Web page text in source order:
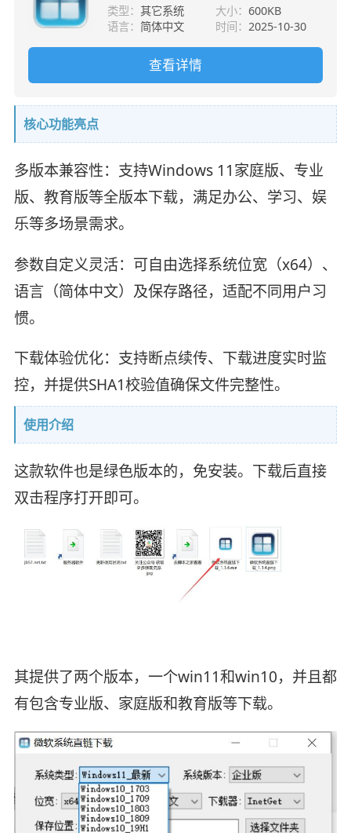
类型：其它系统 大小： 600KB
语言： 简体中文 时间： 2025-10-30
查看详情
核心功能亮点
多版本兼容性：支持Windows 11家庭版、专业
版、教育版等全版本下载，满足办公、学习、娱
乐等多场景需求。
参数自定义灵活：可自由选择系统位宽（x64）、
语言（简体中文）及保存路径，适配不同用户习
惯。
下载体验优化：支持断点续传、下载进度实时监
控，并提供SHA1校验值确保文件完整性。
使用介绍
这款软件也是绿色版本的，免安装。下载后直接
双击程序打开即可。
其提供了两个版本，一个win11和win10，并且都
有包含专业版、家庭版和教育版等下载。